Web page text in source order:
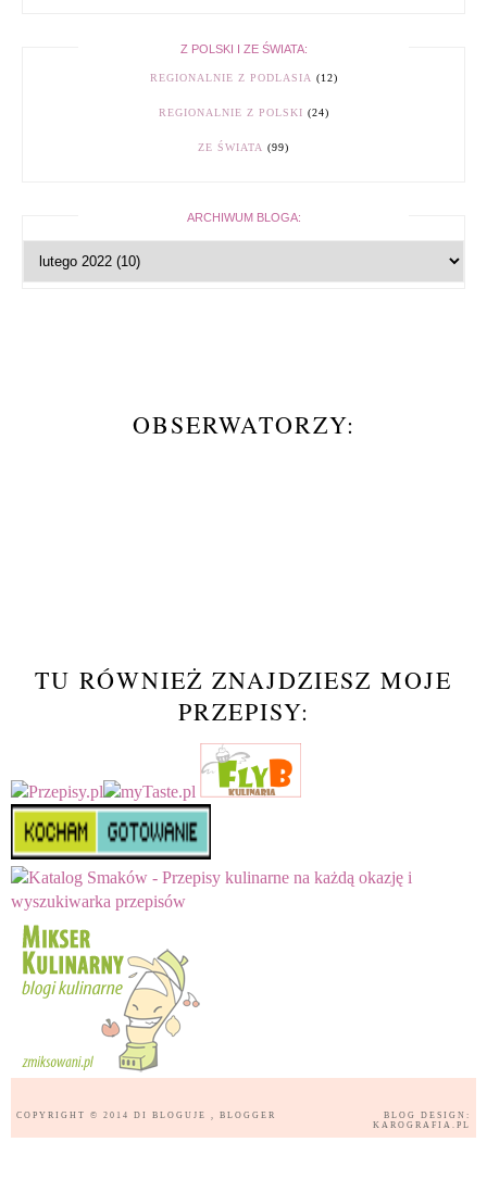
Z POLSKI I ZE ŚWIATA:
REGIONALNIE Z PODLASIA (12)
REGIONALNIE Z POLSKI (24)
ZE ŚWIATA (99)
ARCHIWUM BLOGA:
OBSERWATORZY:
TU RÓWNIEŻ ZNAJDZIESZ MOJE
PRZEPISY:
COPYRIGHT © 2014 DI BLOGUJE , BLOGGER
BLOG DESIGN:
KAROGRAFIA.PL